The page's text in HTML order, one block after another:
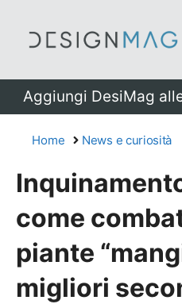
Aggiungi DesiMag
Home News e curiosità
come
piante
migliori